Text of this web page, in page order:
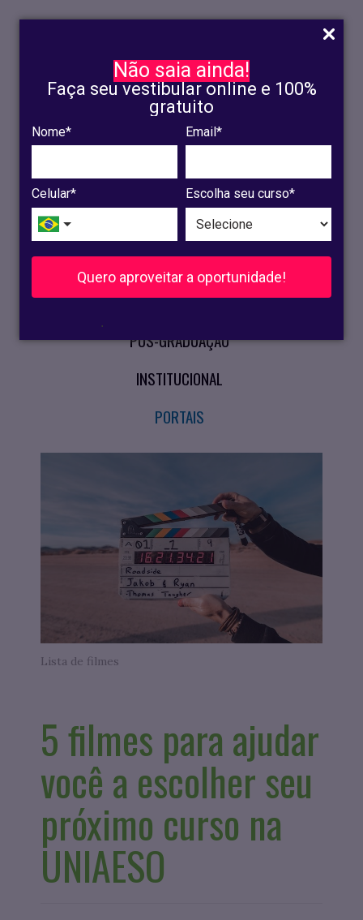
Não saia ainda!
Faça seu vestibular online e 100%
gratuito
Nome* Email*
Celular* Escolha seu curso*
Quero aproveitar a oportunidade!
.
INSCRIÇÃO
OLINDA
RECIFE
VESTIBULAR
CURSOS PRESENCIAIS
PÓS-GRADUAÇÃO
INSTITUCIONAL
PORTAIS
Lista de filmes
5 filmes para ajudar
você a escolher seu
próximo curso na
UNIAESO